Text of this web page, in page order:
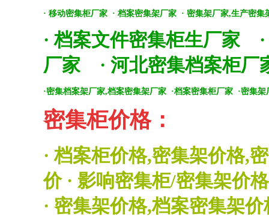
· 移动密集柜厂家· 档案密集架厂家· 密集架厂家,生产密集
·档案文件密集柜生厂家
厂家
· 河北密集档案柜厂
·密集档案架厂家,档案密集架厂家·档案密集柜厂家·密集架
密集柜价格：
·档案柜价格,密集架价格,
价· 影响密集柜/密集架价
·密集架价格,档案密集架